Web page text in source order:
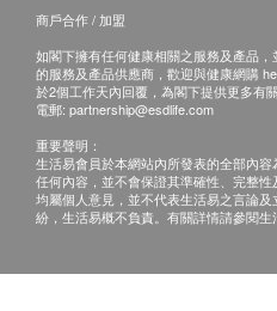
康網購
償。
華康復康用品有限公司
確保貨品在預約日期送
而導致貨品超過購買日
復康用品有限公司保留
申请之權利。
個工作天前聯絡營康薈
商戶合作 / 加盟
如閣下擁有任何健康相關之服務及產品
的服務及產品供應商，歡迎與健康網購
於2個工作天內回覆，為閣下提供更多有關
電郵: partnership@esdlife.com
重要聲明：
生活易會員於本網站內所發表的全部內
任何內容，並不會保證其準確性、完整
均屬個人意見，並不代表生活易之言論
紛，生活易概不負責。有關詳情請參閱生